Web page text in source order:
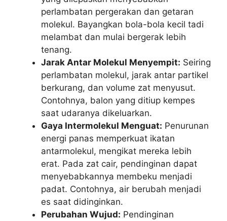
perlambatan pergerakan dan getaran
molekul. Bayangkan bola-bola kecil tadi
melambat dan mulai bergerak lebih
tenang.
Jarak Antar Molekul Menyempit: Seiring
perlambatan molekul, jarak antar partikel
berkurang, dan volume zat menyusut.
Contohnya, balon yang ditiup kempes
saat udaranya dikeluarkan.
Gaya Intermolekul Menguat: Penurunan
energi panas memperkuat ikatan
antarmolekul, mengikat mereka lebih
erat. Pada zat cair, pendinginan dapat
menyebabkannya membeku menjadi
padat. Contohnya, air berubah menjadi
es saat didinginkan.
Perubahan Wujud: Pendinginan